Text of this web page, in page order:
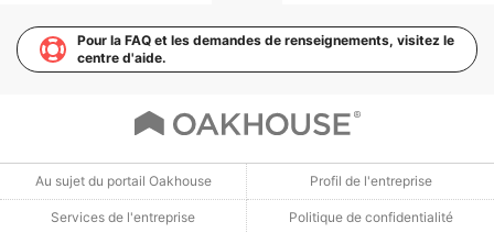
Pour la FAQ et les demandes de renseignements, visitez le
centre d'aide.
Au sujet du portail Oakhouse Profil de l'entreprise
Services de l'entreprise Politique de confidentialité